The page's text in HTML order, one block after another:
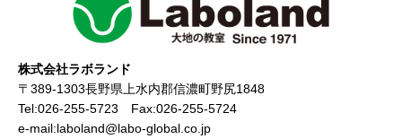
株式会社ラボランド
〒389-1303長野県上水内郡信濃町野尻1848
Tel:026-255-5723 Fax:026-255-5724
e-mail:laboland@labo-global.co.jp